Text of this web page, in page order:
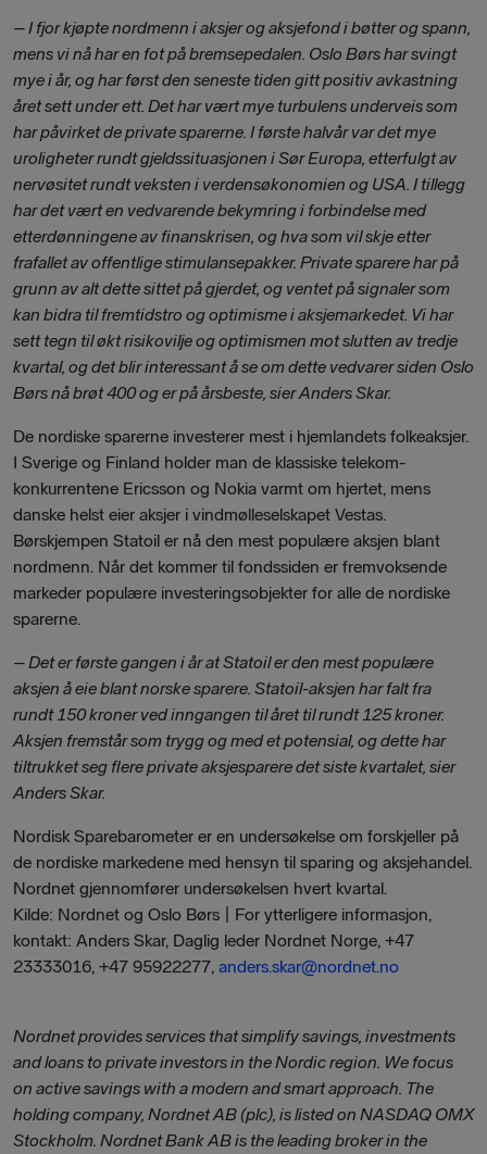
– I fjor kjøpte nordmenn i aksjer og aksjefond i bøtter og spann,
mens vi nå har en fot på bremsepedalen. Oslo Børs har svingt
mye i år, og har først den seneste tiden gitt positiv avkastning
året sett under ett. Det har vært mye turbulens underveis som
har påvirket de private sparerne. I første halvår var det mye
uroligheter rundt gjeldssituasjonen i Sør Europa, etterfulgt av
nervøsitet rundt veksten i verdensøkonomien og USA. I tillegg
har det vært en vedvarende bekymring i forbindelse med
etterdønningene av finanskrisen, og hva som vil skje etter
frafallet av offentlige stimulansepakker. Private sparere har på
grunn av alt dette sittet på gjerdet, og ventet på signaler som
kan bidra til fremtidstro og optimisme i aksjemarkedet. Vi har
sett tegn til økt risikovilje og optimismen mot slutten av tredje
kvartal, og det blir interessant å se om dette vedvarer siden Oslo
Børs nå brøt 400 og er på årsbeste, sier Anders Skar.
De nordiske sparerne investerer mest i hjemlandets folkeaksjer.
I Sverige og Finland holder man de klassiske telekom-
konkurrentene Ericsson og Nokia varmt om hjertet, mens
danske helst eier aksjer i vindmølleselskapet Vestas.
Børskjempen Statoil er nå den mest populære aksjen blant
nordmenn. Når det kommer til fondssiden er fremvoksende
markeder populære investeringsobjekter for alle de nordiske
sparerne.
– Det er første gangen i år at Statoil er den mest populære
aksjen å eie blant norske sparere. Statoil-aksjen har falt fra
rundt 150 kroner ved inngangen til året til rundt 125 kroner.
Aksjen fremstår som trygg og med et potensial, og dette har
tiltrukket seg flere private aksjesparere det siste kvartalet, sier
Anders Skar.
Nordisk Sparebarometer er en undersøkelse om forskjeller på
de nordiske markedene med hensyn til sparing og aksjehandel.
Nordnet gjennomfører undersøkelsen hvert kvartal.
Kilde: Nordnet og Oslo Børs | For ytterligere informasjon,
kontakt: Anders Skar, Daglig leder Nordnet Norge, +47
23333016, +47 95922277, anders.skar@nordnet.no
Nordnet provides services that simplify savings, investments
and loans to private investors in the Nordic region. We focus
on active savings with a modern and smart approach. The
holding company, Nordnet AB (plc), is listed on NASDAQ OMX
Stockholm. Nordnet Bank AB is the leading broker in the